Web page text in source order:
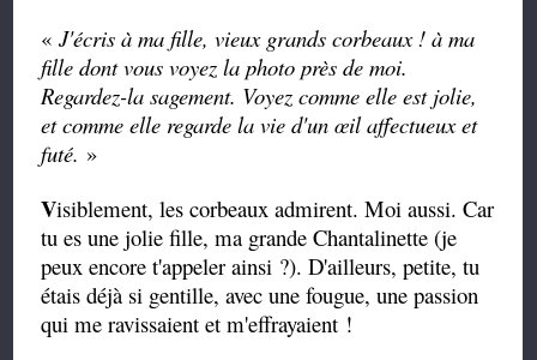
«J'écris à ma fille, vieux grands corbeaux ! à ma
fille dont vous voyez la photo près de moi.
Regardez-la sagement. Voyez comme elle est jolie,
et comme elle regarde la vie d'un œil affectueux et
futé. »
Visiblement, les corbeaux admirent. Moi aussi. Car
tu es une jolie fille, ma grande Chantalinette (je
peux encore t'appeler ainsi ?). D'ailleurs, petite, tu
étais déjà si gentille, avec une fougue, une passion
qui me ravissaient et m'effrayaient !